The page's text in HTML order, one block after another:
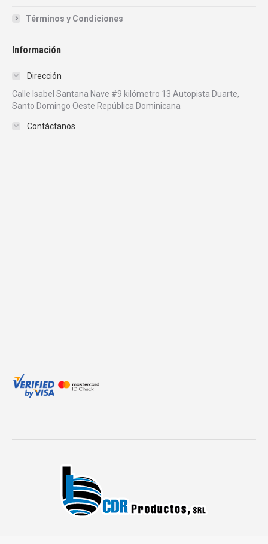
Términos y Condiciones
Información
Dirección
Calle Isabel Santana Nave #9 kilómetro 13 Autopista Duarte,
Santo Domingo Oeste República Dominicana
Contáctanos